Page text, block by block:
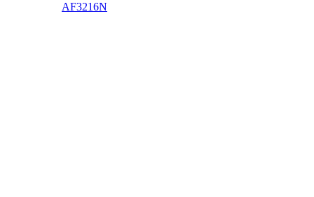
AF3216N